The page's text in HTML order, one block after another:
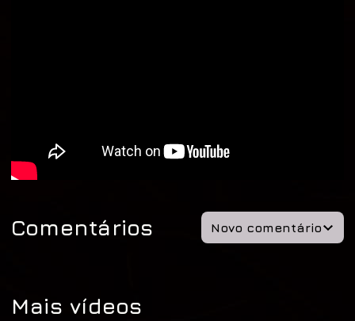
Mais vídeos
Comentários Novo comentário